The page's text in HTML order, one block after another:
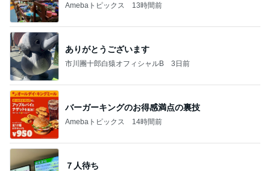
Amebaトピックス 13時間前
ありがとうございます
市川團十郎白猿オフィシャルB 3日前
バーガーキングのお得感満点の裏技
Amebaトピックス 14時間前
７人待ち